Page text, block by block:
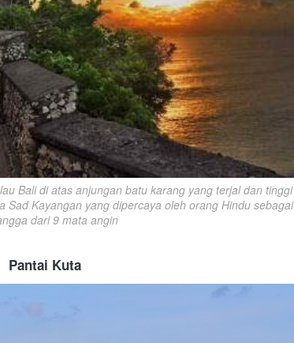
Bali di atas anjungan batu karang yang terjal dan tinggi
Sad Kayangan yang dipercaya oleh orang Hindu sebagai
dari 9 mata angin
Pantai Kuta